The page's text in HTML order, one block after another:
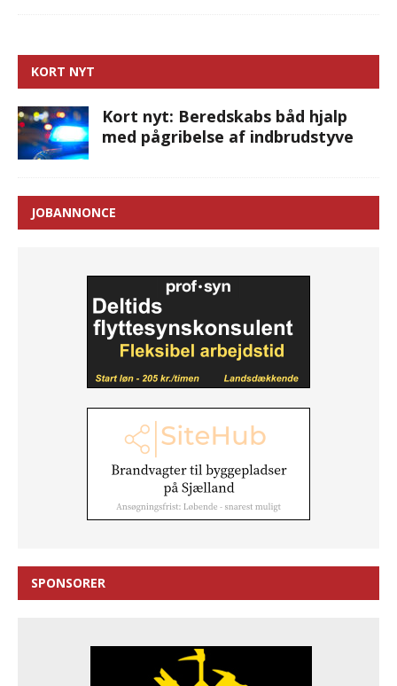
KORT NYT
Kort nyt: Beredskabs båd hjalp
med pågribelse af indbrudstyve
JOBANNONCE
SPONSORER